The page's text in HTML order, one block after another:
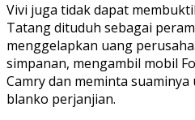
Vivi juga tidak dapat
Tatang dituduh sebagai
menggelapkan uang
simpanan, mengambil mobil
Camry dan meminta
blanko perjanjian.